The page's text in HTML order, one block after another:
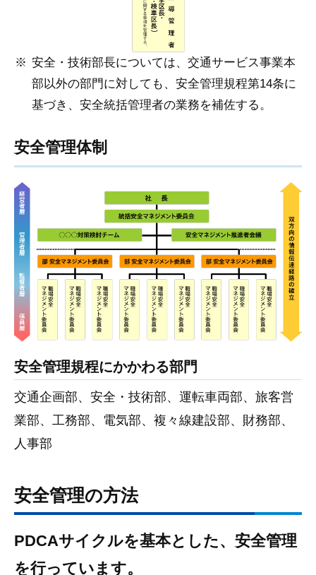
安全・技術部長については、交通サービス事業本
部以外の部門に対しても、安全管理規程第14条に
基づき、安全統括管理者の業務を補佐する。
安全管理体制
安全管理規程にかかわる部門
交通企画部、安全・技術部、運転車両部、旅客営
業部、工務部、電気部、複々線建設部、財務部、
人事部
安全管理の方法
PDCAサイクルを基本とした、安全管理
を行っています。